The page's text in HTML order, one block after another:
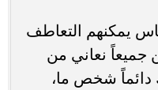
يمكنهم التعاطف
جميعاً نعاني من
شخص ما،